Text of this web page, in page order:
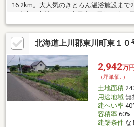
16.2km。大人気のきとろん温浴施設まで
なって麓の町まで運ばれてきている。東
的にも珍しい上水道が無い町。東川町は
真の町」宣言（1985年）写真にも絵にも
は、お隣の瑞宝寺で除夜の鐘が突かれま
北海道上川郡東川町東１０
2,942万円
（坪単価:-）
土地面積
用途地域無
建ぺい率
容積率60%
建築条件な